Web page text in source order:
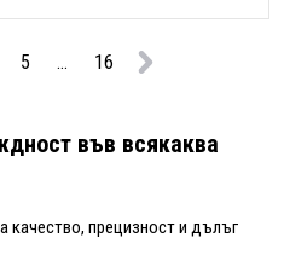
5 ... 16
във всякаква
качество, прецизност и дълъг